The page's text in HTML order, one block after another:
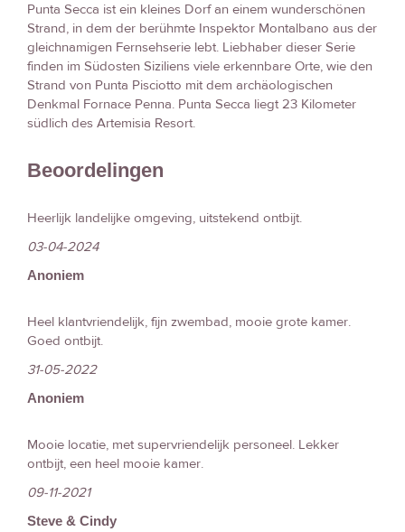
Punta Secca ist ein kleines Dorf an einem wunderschönen
Strand, in dem der berühmte Inspektor Montalbano aus der
gleichnamigen Fernsehserie lebt. Liebhaber dieser Serie
finden im Südosten Siziliens viele erkennbare Orte, wie den
Strand von Punta Pisciotto mit dem archäologischen
Denkmal Fornace Penna. Punta Secca liegt 23 Kilometer
südlich des Artemisia Resort.
Beoordelingen
Heerlijk landelijke omgeving, uitstekend ontbijt.
03-04-2024
Anoniem
Heel klantvriendelijk, fijn zwembad, mooie grote kamer.
Goed ontbijt.
31-05-2022
Anoniem
Mooie locatie, met supervriendelijk personeel. Lekker
ontbijt, een heel mooie kamer.
09-11-2021
Steve & Cindy